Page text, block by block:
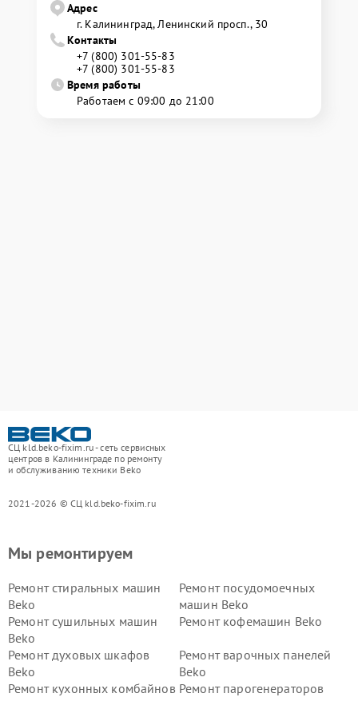
Адрес
г. Калининград, Ленинский просп., 30
Контакты
+7 (800) 301-55-83
+7 (800) 301-55-83
Время работы
Работаем с 09:00 до 21:00
СЦ kld.beko-fixim.ru - сеть сервисных
центров в Калининграде по ремонту
и обслуживанию техники Beko
2021-2026 © СЦ kld.beko-fixim.ru
Мы ремонтируем
Ремонт стиральных машин
Beko
Ремонт посудомоечных
машин Beko
Ремонт сушильных машин
Beko
Ремонт кофемашин Beko
Ремонт духовых шкафов
Beko
Ремонт варочных панелей
Beko
Ремонт кухонных комбайнов Ремонт парогенераторов